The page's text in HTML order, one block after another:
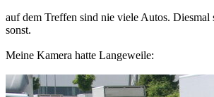
auf dem Treffen sind nie viele Autos. Diesmal
sonst.
Meine Kamera hatte Langeweile: